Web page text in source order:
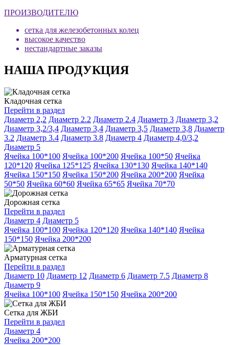
ПРОИЗВОДИТЕЛЮ
сетка для железобетонных колец
высокое качество
нестандартные заказы
НАША ПРОДУКЦИЯ
Кладочная сетка
Перейти в раздел
Диаметр 2,2 Диаметр 2.2 Диаметр 2.4 Диаметр 3 Диаметр 3,2
Диаметр 3,2/3,4 Диаметр 3,4 Диаметр 3,5 Диаметр 3,8 Диаметр
3.2 Диаметр 3.4 Диаметр 3.8 Диаметр 4 Диаметр 4,0/3,2
Диаметр 5
Ячейка 100*100 Ячейка 100*200 Ячейка 100*50 Ячейка
120*120 Ячейка 125*125 Ячейка 130*130 Ячейка 140*140
Ячейка 150*150 Ячейка 150*200 Ячейка 200*200 Ячейка
50*50 Ячейка 60*60 Ячейка 65*65 Ячейка 70*70
Дорожная сетка
Перейти в раздел
Диаметр 4 Диаметр 5
Ячейка 100*100 Ячейка 120*120 Ячейка 140*140 Ячейка
150*150 Ячейка 200*200
Арматурная сетка
Перейти в раздел
Диаметр 10 Диаметр 12 Диаметр 6 Диаметр 7.5 Диаметр 8
Диаметр 9
Ячейка 100*100 Ячейка 150*150 Ячейка 200*200
Сетка для ЖБИ
Перейти в раздел
Диаметр 4
Ячейка 200*200